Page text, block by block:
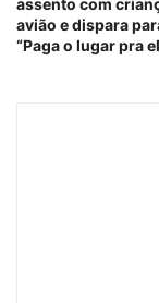
assento com
avião e dispara
“Paga o lugar pra